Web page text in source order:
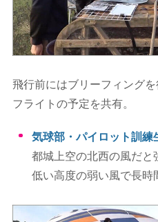
飛行前にはブリーフィング
フライトの予定を共有。
気球部・パイロット訓練
都城上空の北西の風だと
低い高度の弱い風で長時